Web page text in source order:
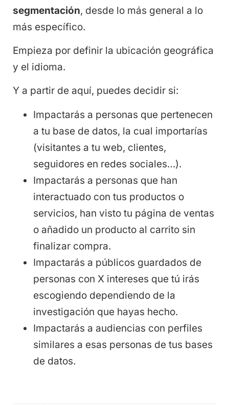
segmentación, desde lo más general a lo
más específico.
Empieza por definir la ubicación geográfica
y el idioma.
Y a partir de aquí, puedes decidir si:
Impactarás a personas que pertenecen
a tu base de datos, la cual importarías
(visitantes a tu web, clientes,
seguidores en redes sociales…).
Impactarás a personas que han
interactuado con tus productos o
servicios, han visto tu página de ventas
o añadido un producto al carrito sin
finalizar compra.
Impactarás a públicos guardados de
personas con X intereses que tú irás
escogiendo dependiendo de la
investigación que hayas hecho.
Impactarás a audiencias con perfiles
similares a esas personas de tus bases
de datos.